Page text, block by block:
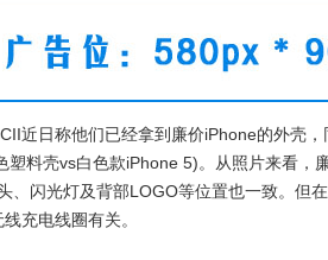
日称他们已经拿到廉价iPhone的外壳，
塑料壳vs白色款iPhone 5)。从照片来看，
、闪光灯及背部LOGO等位置也一致。但
充电线圈有关。